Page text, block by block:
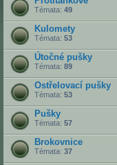
Témata: 49
Kulomety
Témata: 53
Útočné pušky
Témata: 89
Ostřelovací pušky
Témata: 53
Pušky
Témata: 57
Brokovnice
Témata: 37